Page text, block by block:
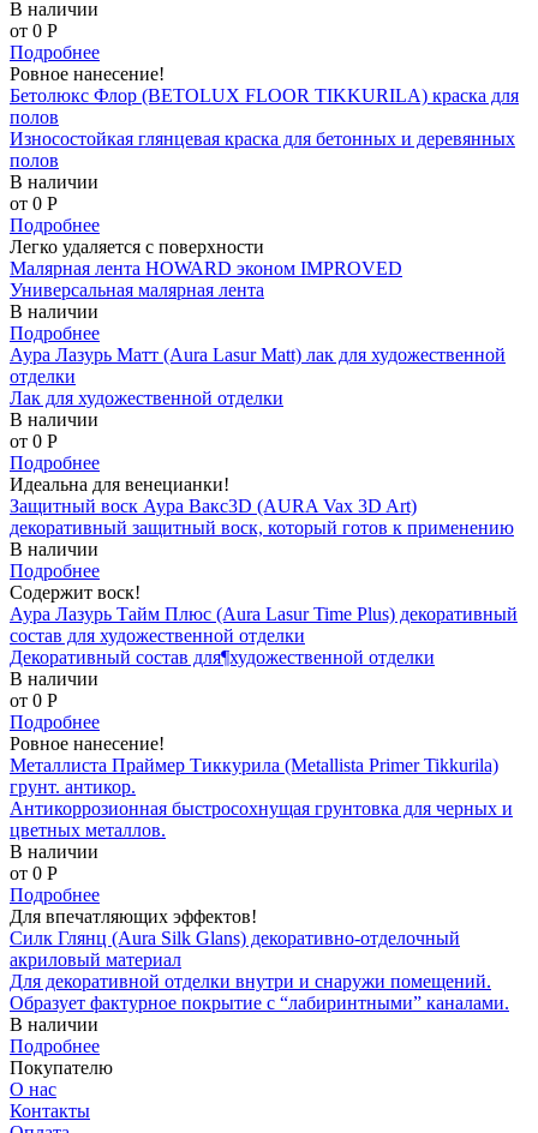
В наличии
от 0 P
Подробнее
Ровное нанесение!
Бетолюкс Флор (BETOLUX FLOOR TIKKURILA) краска для
полов
Износостойкая глянцевая краска для бетонных и деревянных
полов
В наличии
от 0 P
Подробнее
Легко удаляется с поверхности
Малярная лента HOWARD эконом IMPROVED
Универсальная малярная лента
В наличии
Подробнее
Аура Лазурь Матт (Aura Lasur Matt) лак для художественной
отделки
Лак для художественной отделки
В наличии
от 0 P
Подробнее
Идеальна для венецианки!
Защитный воск Аура Вакс3D (AURA Vax 3D Art)
декоративный защитный воск, который готов к применению
В наличии
Подробнее
Содержит воск!
Аура Лазурь Тайм Плюс (Aura Lasur Time Plus) декоративный
состав для художественной отделки
Декоративный состав для¶художественной отделки
В наличии
от 0 P
Подробнее
Ровное нанесение!
Металлиста Праймер Тиккурила (Metallista Primer Tikkurila)
грунт. антикор.
Антикоррозионная быстросохнущая грунтовка для черных и
цветных металлов.
В наличии
от 0 P
Подробнее
Для впечатляющих эффектов!
Силк Глянц (Aura Silk Glans) декоративно-отделочный
акриловый материал
Для декоративной отделки внутри и снаружи помещений.
Образует фактурное покрытие с “лабиринтными” каналами.
В наличии
Подробнее
Покупателю
О нас
Контакты